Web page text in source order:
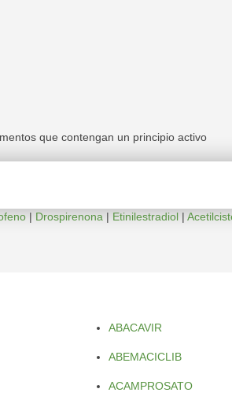
que contengan un principio activo
| Drospirenona | Etinilestradiol|
ABACAVIR
ABEMACICLIB
ACAMPROSATO